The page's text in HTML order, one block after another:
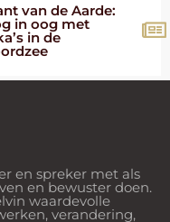
van de Aarde:
in oog met
in de
en spreker met als
en bewuster doen.
waardevolle
verandering,